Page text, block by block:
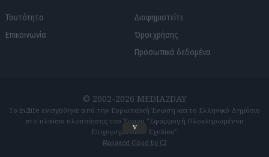
Ταυτότητα
Επικοινωνία
Διαφημιστείτε
Όροι χρήσης
Προσωπικά δεδομένα
© 2002-2026 MEDIA2DAY
Το in2life ενισχύθηκε από την Ευρωπαϊκή Ένωση και το Ελληνικό Δημόσιο
στο πλαίσιο υλοποίησης του Έργου "Εφαρμογή Ολοκληρωμένου
Επιχειρηματικού Σχεδίου"
Managed Cloud by C2
v